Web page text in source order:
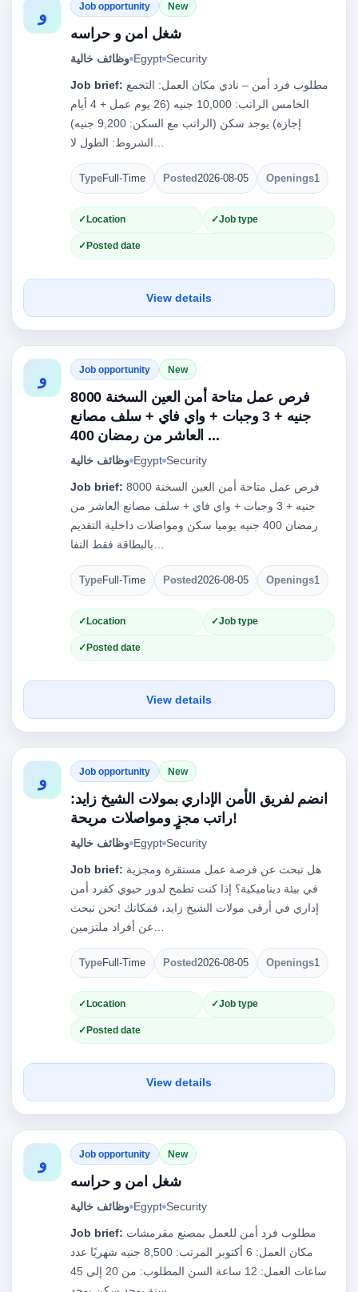
و Job opportunity New
شغل امن و حراسه
وظائف خالية Egypt Security
Job brief:
الخامس الراتب: 10,000 جنيه (26 يوم عمل + 4 أيام
إجازة) يوجد سكن (الراتب مع السكن: 9,200 جنيه)
TypeFull-Time Posted2026-08-05 Openings1
Location Job type
Posted date
View details
و Job opportunity New
فرص عمل متاحة أمن العين السخنة 8000
جنيه + 3 وجبات + واي فاي + سلف مصانع
العاشر من رمضان 400 ...
وظائف خالية Egypt Security
Job brief:
جنيه + 3 وجبات + واي فاي + سلف مصانع العاشر من
رمضان 400 جنيه يوميا سكن ومواصلات داخلية التقديم
TypeFull-Time Posted2026-08-05 Openings1
Location Job type
Posted date
View details
و Job opportunity New
انضم لفريق الأمن الإداري بمولات الشيخ زايد:
راتب مجزٍ ومواصلات مريحة!
وظائف خالية Egypt Security
Job brief:
في بيئة ديناميكية؟ إذا كنت تطمح لدور حيوي كفرد أمن
إداري في أرقى مولات الشيخ زايد، فمكانك !نحن نبحث
TypeFull-Time Posted2026-08-05 Openings1
Location Job type
Posted date
View details
و Job opportunity New
شغل امن و حراسه
وظائف خالية Egypt Security
Job brief:
مكان العمل: 6 أكتوبر المرتب: 8,500 جنيه شهريًا عدد
ساعات العمل: 12 ساعة السن المطلوب: من 20 إلى 45